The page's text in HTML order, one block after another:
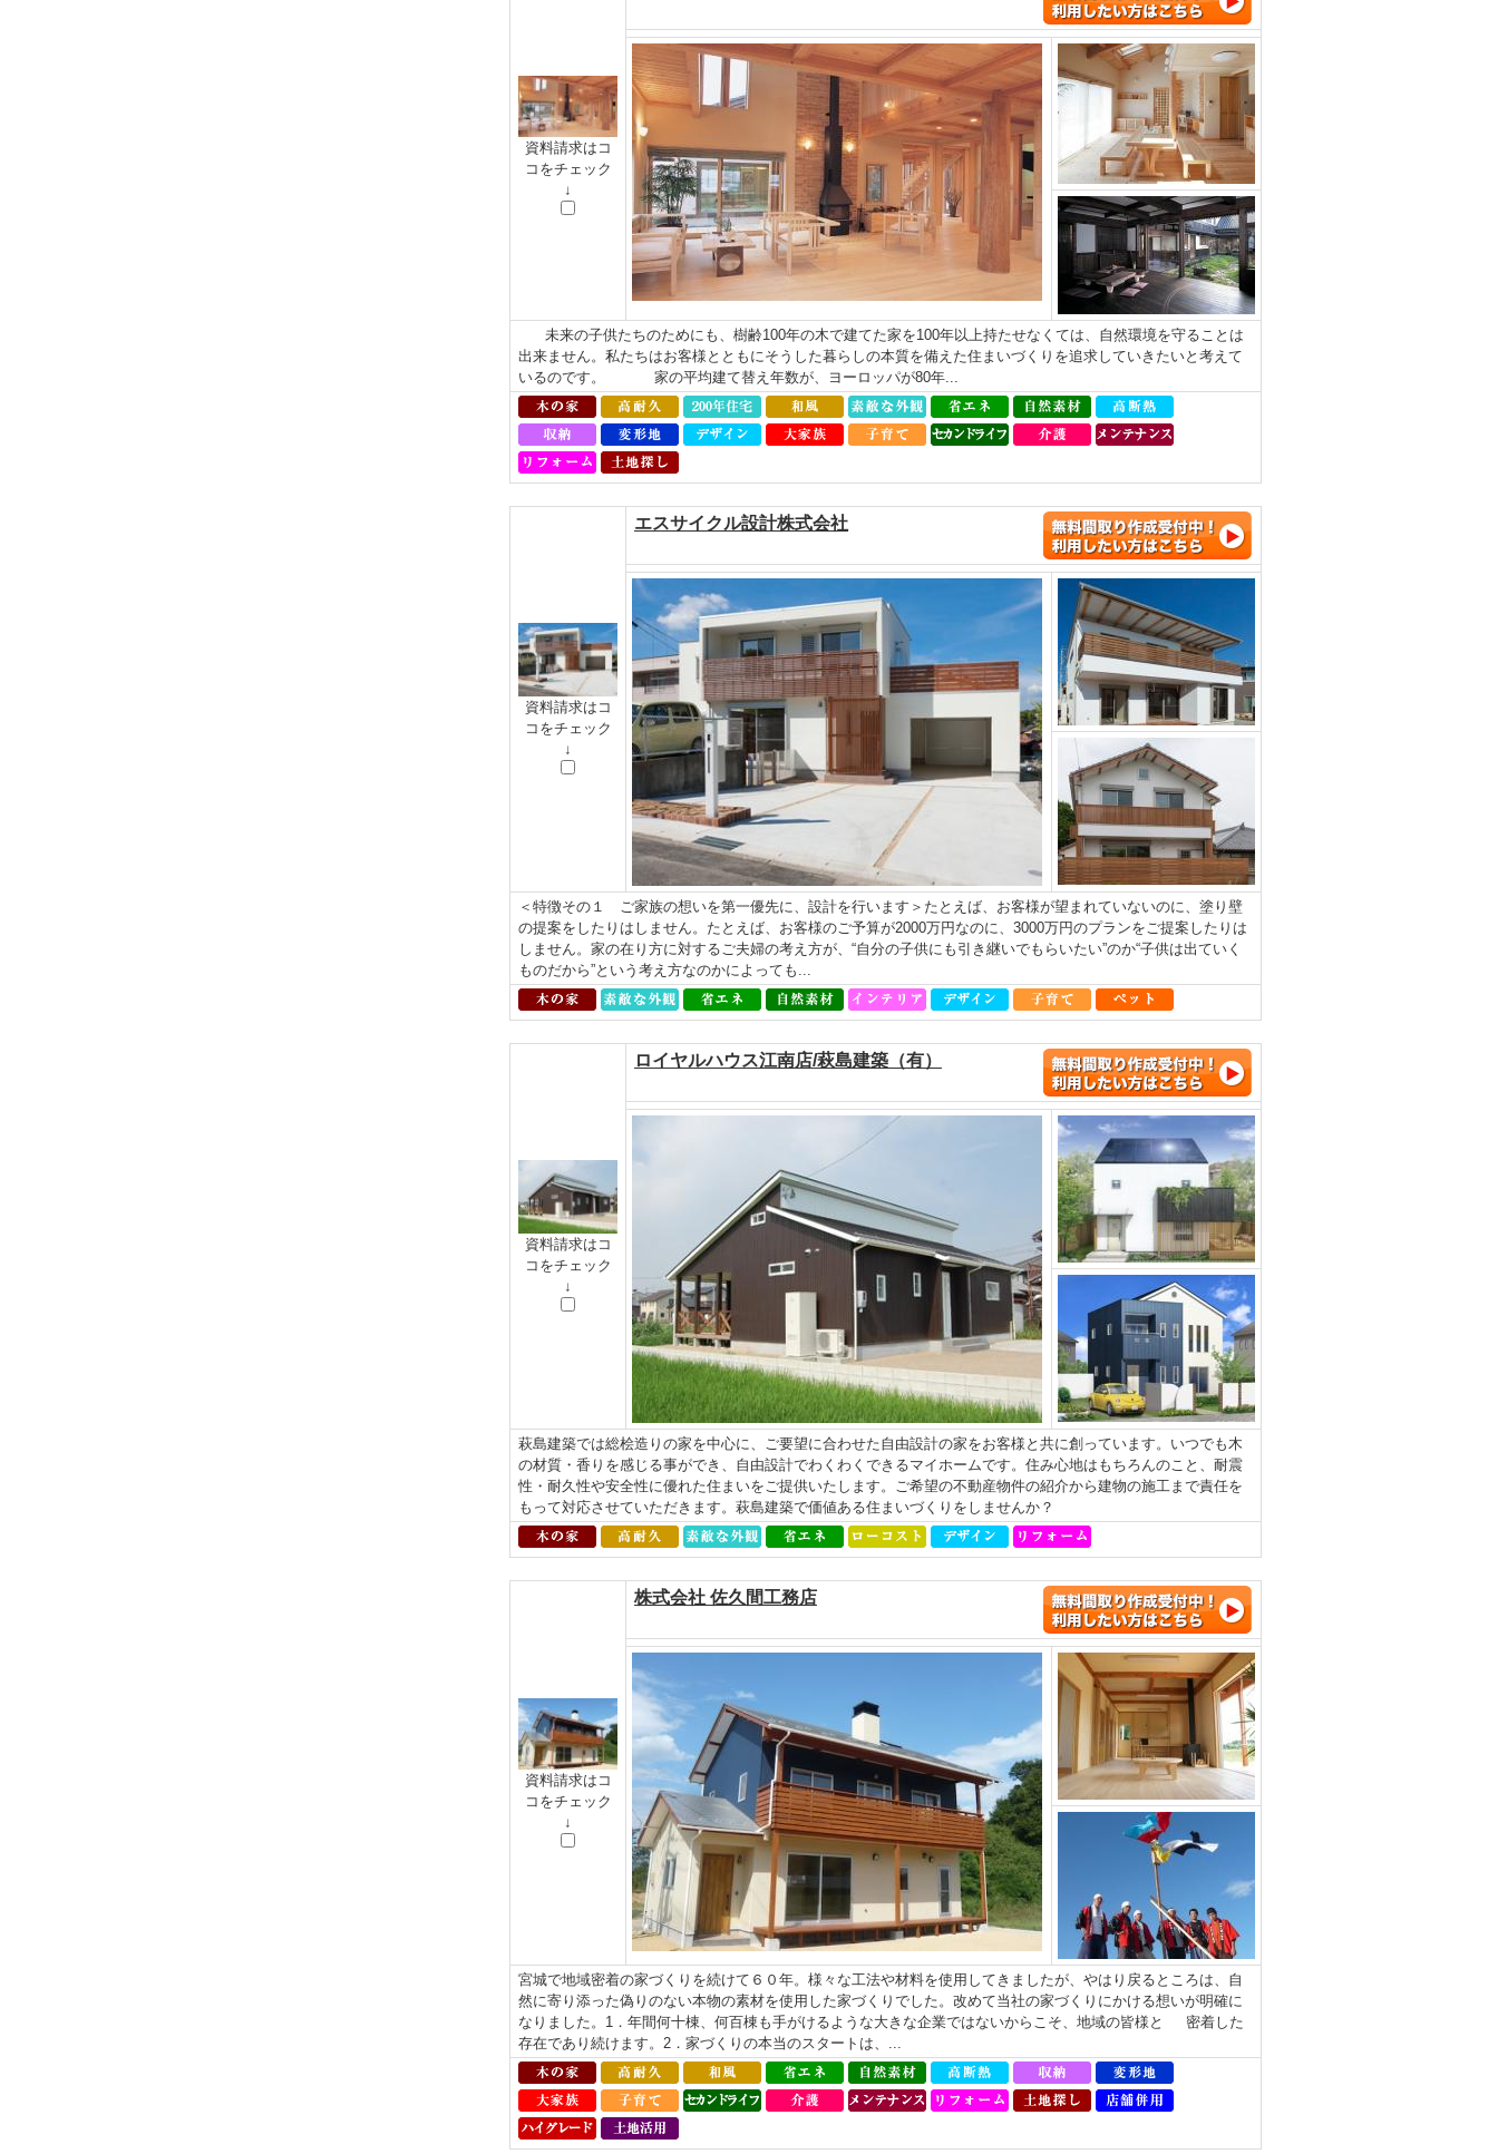
資料請求はコ
コをチェック
↓
未来の子供たちのためにも、樹齢100年の木で建てた家を100年以上持たせなくては、自然環境を守ることは
出来ません。私たちはお客様とともにそうした暮らしの本質を備えた住まいづくりを追求していきたいと考えて
いるのです。 家の平均建て替え年数が、ヨーロッパが80年...
資料請求はコ
コをチェック
↓
エスサイクル設計株式会社
＜特徴その１ ご家族の想いを第一優先に、設計を行います＞たとえば、お客様が望まれていないのに、塗り壁
の提案をしたりはしません。たとえば、お客様のご予算が2000万円なのに、3000万円のプランをご提案したりは
しません。家の在り方に対するご夫婦の考え方が、“自分の子供にも引き継いでもらいたい”のか“子供は出ていく
ものだから”という考え方なのかによっても...
資料請求はコ
コをチェック
↓
ロイヤルハウス江南店/萩島建築（有）
萩島建築では総桧造りの家を中心に、ご要望に合わせた自由設計の家をお客様と共に創っています。いつでも木
の材質・香りを感じる事ができ、自由設計でわくわくできるマイホームです。住み心地はもちろんのこと、耐震
性・耐久性や安全性に優れた住まいをご提供いたします。ご希望の不動産物件の紹介から建物の施工まで責任を
もって対応させていただきます。萩島建築で価値ある住まいづくりをしませんか？
資料請求はコ
コをチェック
↓
株式会社 佐久間工務店
宮城で地域密着の家づくりを続けて６０年。様々な工法や材料を使用してきましたが、やはり戻るところは、自
然に寄り添った偽りのない本物の素材を使用した家づくりでした。改めて当社の家づくりにかける想いが明確に
なりました。1．年間何十棟、何百棟も手がけるような大きな企業ではないからこそ、地域の皆様と 密着した
存在であり続けます。2．家づくりの本当のスタートは、...